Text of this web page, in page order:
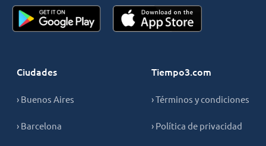
Ciudades
› Buenos Aires
› Barcelona
Tiempo3.com
› Términos y condiciones
› Política de privacidad